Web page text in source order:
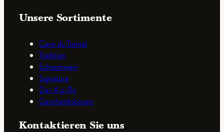
Unsere Sortimente
Cave du Tunnel
Tradition
Schaumwein
Signature
Der A.p.Ro
Geschenksboxen
Kontaktieren Sie uns